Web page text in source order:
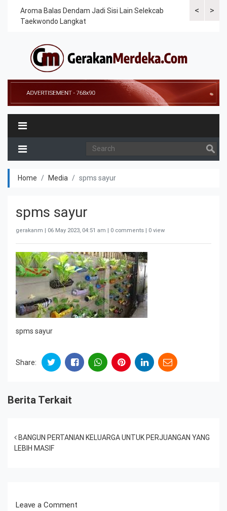
<
Aroma Balas Dendam Jadi Sisi Lain Selekcab
Taekwondo Langkat
>
Home Media spms sayur
spms sayur
gerakanm | 06 May 2023, 04:51 am | 0 comments | 0 view
spms sayur
Share:
Berita Terkait
Post navigation
BANGUN PERTANIAN KELUARGA UNTUK PERJUANGAN YANG
LEBIH MASIF
Leave a Comment